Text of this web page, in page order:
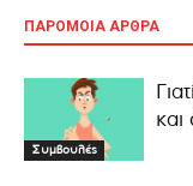
ΠΑΡΟΜΟΙΑ ΑΡΘΡΑ
Συμβουλές
και